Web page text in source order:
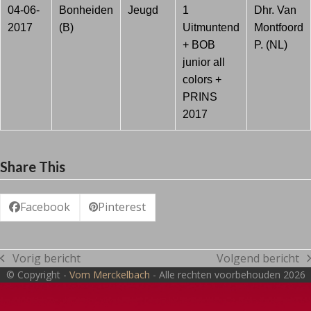
04-06-
2017
Bonheiden
(B)
Jeugd
1
Uitmuntend
+ BOB
junior all
colors +
PRINS
2017
Dhr. Van
Montfoord
P. (NL)
Share This
Facebook Pinterest
previous
post:
Vorig bericht
next
post:
Volgend bericht
© Copyright - Vom Merckelbach - Alle rechten voorbehouden 2026